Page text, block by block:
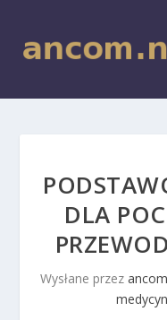
DLA
Wysłane przez